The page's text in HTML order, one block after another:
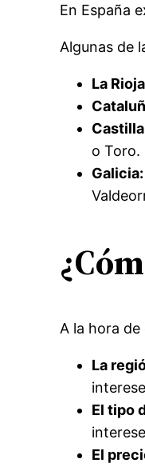
En España
Algunas de
La
o Toro.
Galicia:
A la hora
La
El tipo
El